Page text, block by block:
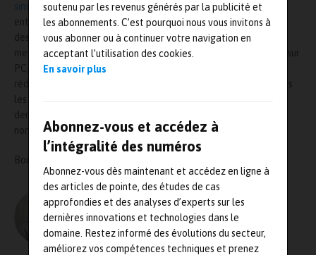
soutenu par les revenus générés par la publicité et
les abonnements. C’est pourquoi nous vous invitons à
vous abonner ou à continuer votre navigation en
acceptant l’utilisation des cookies.
En savoir plus
Abonnez-vous et accédez à
l’intégralité des numéros
Abonnez-vous dès maintenant et accédez en ligne à
des articles de pointe, des études de cas
approfondies et des analyses d’experts sur les
dernières innovations et technologies dans le
domaine. Restez informé des évolutions du secteur,
améliorez vos compétences techniques et prenez
simulations-mesures.comse présente comme un outil à part
entière visant à informer de façon claire et enrichie les acteurs
des essais industriels, de la simulation/modélisation et de la
mesure/métrologie grâce à des articles adaptés à une lecture sur
PC, tablette ou smartphone, des vidéos et des avis d’expert
rédigés par l’ensemble de nos contributeurs réguliers. Enfin, tous
les quinze jours, une newsletter informera les lecteurs des
dernières nouveautés (marché, solutions, technologies,
nominations, études…) dans le domaine des essais industriels.
Bonne lecture !
L'AUTEUR
Olivier Guillon – MRJ PRESSE